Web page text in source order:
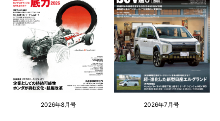
2026年8月号 2026年7月号